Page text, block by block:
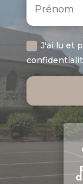
J'ai lu et